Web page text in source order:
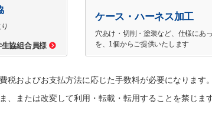
生協組合員様
ケース・ハーネス加工
穴あけ・切削・塗装など、仕様にあ
を、1個からご提供いたします
およびお支払方法に応じた手数料が必要になります。
または改変して利用・転載・転用することを禁じます